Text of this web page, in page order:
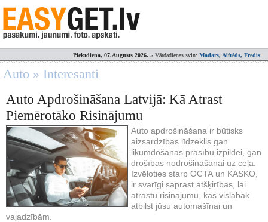
Piektdiena, 07.Augusts 2026. » Vārdadienas svin: Madars, Alfrēds, Fredis;
Auto » Interesanti
Auto Apdrošināšana Latvijā: Kā Atrast
Piemērotāko Risinājumu
Auto apdrošināšana ir būtisks
aizsardzības līdzeklis gan
likumdošanas prasību izpildei, gan
drošības nodrošināšanai uz ceļa.
Izvēloties starp OCTA un KASKO,
ir svarīgi saprast atšķirības, lai
atrastu risinājumu, kas vislabāk
atbilst jūsu automašīnai un
vajadzībām.